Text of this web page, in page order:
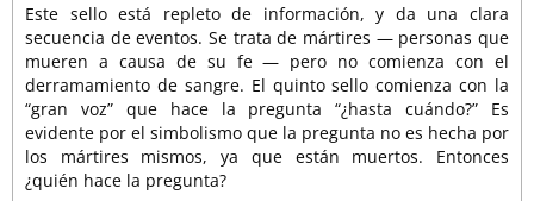
Este sello está repleto de información, y da una clara
secuencia de eventos. Se trata de mártires — personas que
mueren a causa de su fe — pero no comienza con el
derramamiento de sangre. El quinto sello comienza con la
“gran voz” que hace la pregunta “¿hasta cuándo?” Es
evidente por el simbolismo que la pregunta no es hecha por
los mártires mismos, ya que están muertos. Entonces
¿quién hace la pregunta?